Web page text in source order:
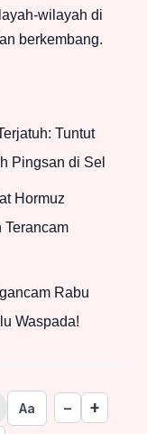
wilayah di
berkembang.
Tuntut
Pingsan di Sel
Hormuz
Terancam
Rabu
Waspada!
Aa − +